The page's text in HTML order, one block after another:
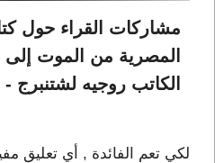
مشاركات القراء حول
المصرية من الموت إلى
الكاتب روجيه لشتنبرج
لكي تعم الفائدة , أي تعليق